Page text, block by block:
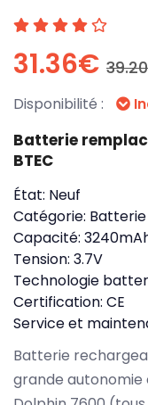
31.36€
Disponibilité :
Batterie
BTEC
État: Neuf
Catégorie:
Capacité:
Tension: 3.7V
Technologie
Certification: CE
Service et
Batterie
grande